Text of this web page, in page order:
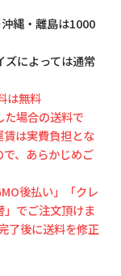
縄・離島は1000
ズによっては通常
は無料
場合の送料で
は実費負担とな
、あらかじめご
後払い」「クレ
でご注文頂けま
了後に送料を修正